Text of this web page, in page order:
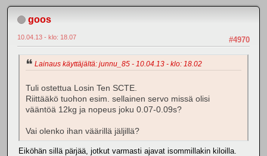
goos
#4970
10.04.13 - klo: 18.07
Lainaus käyttäjältä: junnu_85 - 10.04.13 - klo: 18.02
Tuli ostettua Losin Ten SCTE.
Riittääkö tuohon esim. sellainen servo missä olisi
vääntöä 12kg ja nopeus joku 0.07-0.09s?
Vai olenko ihan väärillä jäljillä?
Eiköhän sillä pärjää, jotkut varmasti ajavat isommillakin kiloilla.